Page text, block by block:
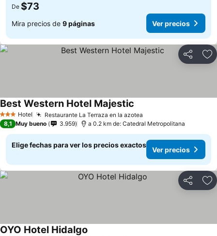
De $73
Mira precios de 9 páginas Ver precios
Compartir
3 Estrellas
Hotel Restaurante La Terraza en la azotea
Best Western Hotel Majestic
8,1 Muy bueno 3.959 a 0.2 km de: Catedral Metropolitana
Elige fechas para ver los precios exactos
Ver precios
Compartir
OYO Hotel Hidalgo